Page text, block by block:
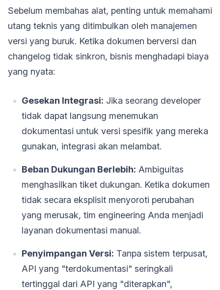
Sebelum membahas alat, penting untuk memahami
utang teknis yang ditimbulkan oleh manajemen
versi yang buruk. Ketika dokumen berversi dan
changelog tidak sinkron, bisnis menghadapi biaya
yang nyata:
Gesekan Integrasi: Jika seorang developer
tidak dapat langsung menemukan
dokumentasi untuk versi spesifik yang mereka
gunakan, integrasi akan melambat.
Beban Dukungan Berlebih: Ambiguitas
menghasilkan tiket dukungan. Ketika dokumen
tidak secara eksplisit menyoroti perubahan
yang merusak, tim engineering Anda menjadi
layanan dokumentasi manual.
Penyimpangan Versi: Tanpa sistem terpusat,
API yang "terdokumentasi" seringkali
tertinggal dari API yang "diterapkan",